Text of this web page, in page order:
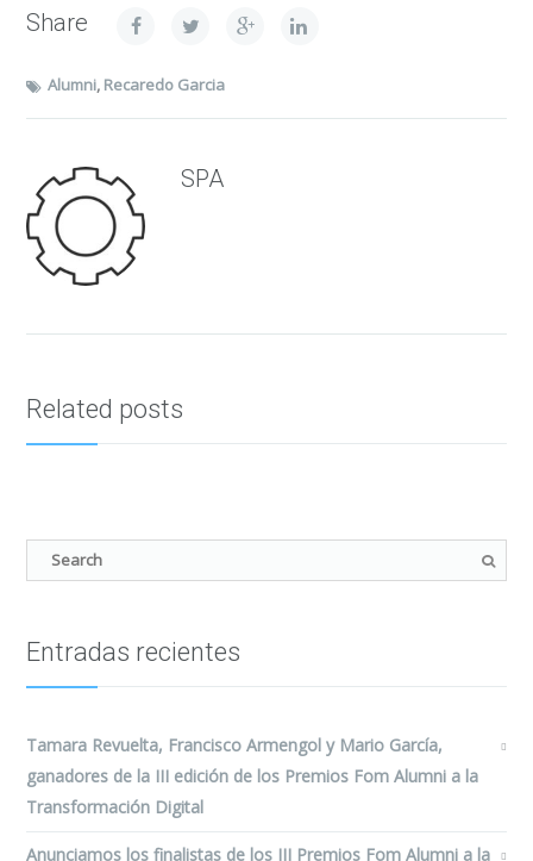
Share
Alumni, Recaredo Garcia
SPA
Related posts
Entradas recientes
Tamara Revuelta, Francisco Armengol y Mario García,
ganadores de la III edición de los Premios Fom Alumni a la
Transformación Digital
Anunciamos los finalistas de los III Premios Fom Alumni a la